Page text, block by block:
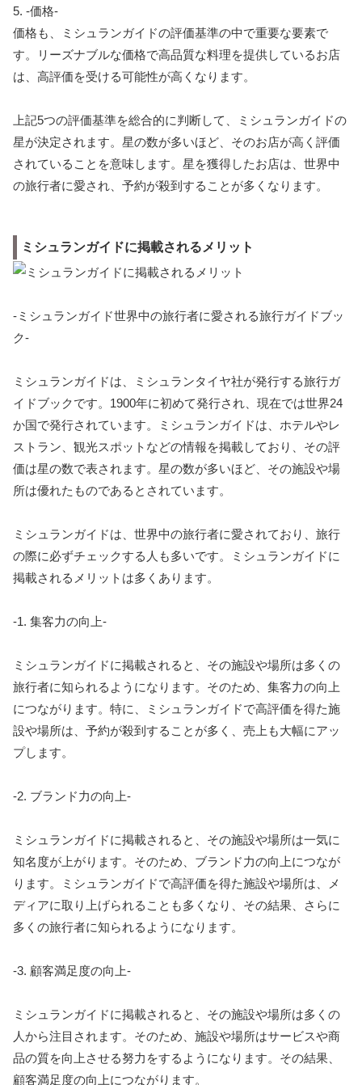
5. -価格-
価格も、ミシュランガイドの評価基準の中で重要な要素で
す。リーズナブルな価格で高品質な料理を提供しているお店
は、高評価を受ける可能性が高くなります。
上記5つの評価基準を総合的に判断して、ミシュランガイドの
星が決定されます。星の数が多いほど、そのお店が高く評価
されていることを意味します。星を獲得したお店は、世界中
の旅行者に愛され、予約が殺到することが多くなります。
ミシュランガイドに掲載されるメリット
-ミシュランガイド世界中の旅行者に愛される旅行ガイドブッ
ク-
ミシュランガイドは、ミシュランタイヤ社が発行する旅行ガ
イドブックです。1900年に初めて発行され、現在では世界24
か国で発行されています。ミシュランガイドは、ホテルやレ
ストラン、観光スポットなどの情報を掲載しており、その評
価は星の数で表されます。星の数が多いほど、その施設や場
所は優れたものであるとされています。
ミシュランガイドは、世界中の旅行者に愛されており、旅行
の際に必ずチェックする人も多いです。ミシュランガイドに
掲載されるメリットは多くあります。
-1. 集客力の向上-
ミシュランガイドに掲載されると、その施設や場所は多くの
旅行者に知られるようになります。そのため、集客力の向上
につながります。特に、ミシュランガイドで高評価を得た施
設や場所は、予約が殺到することが多く、売上も大幅にアッ
プします。
-2. ブランド力の向上-
ミシュランガイドに掲載されると、その施設や場所は一気に
知名度が上がります。そのため、ブランド力の向上につなが
ります。ミシュランガイドで高評価を得た施設や場所は、メ
ディアに取り上げられることも多くなり、その結果、さらに
多くの旅行者に知られるようになります。
-3. 顧客満足度の向上-
ミシュランガイドに掲載されると、その施設や場所は多くの
人から注目されます。そのため、施設や場所はサービスや商
品の質を向上させる努力をするようになります。その結果、
顧客満足度の向上につながります。